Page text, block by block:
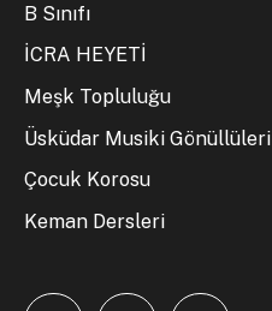
B Sınıfı
İCRA HEYETİ
Meşk Topluluğu
Üsküdar Musiki Gönüllüleri
Çocuk Korosu
Keman Dersleri